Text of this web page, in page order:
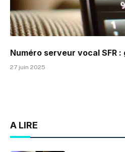
Numéro serveur vocal SFR
27 juin 2025
A LIRE